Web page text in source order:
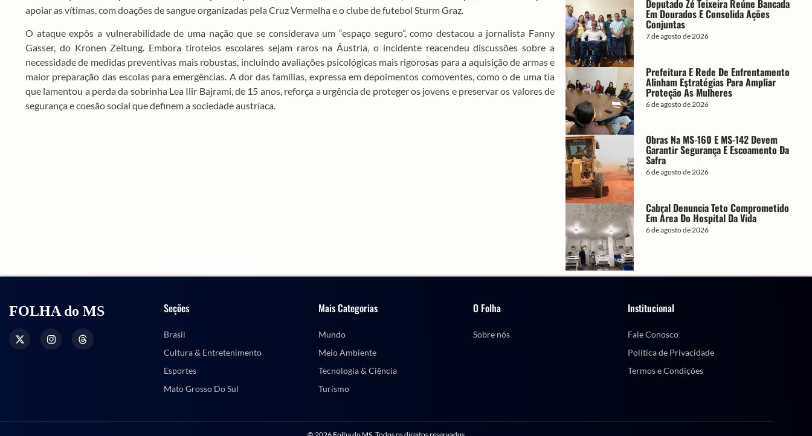
apoiar as vítimas, com doações de sangue organizadas pela Cruz Vermelha e o clube de futebol Sturm Graz.
O ataque expôs a vulnerabilidade de uma nação que se considerava um “espaço seguro”, como destacou a jornalista Fanny
Gasser, do Kronen Zeitung. Embora tiroteios escolares sejam raros na Áustria, o incidente reacendeu discussões sobre a
necessidade de medidas preventivas mais robustas, incluindo avaliações psicológicas mais rigorosas para a aquisição de armas e
maior preparação das escolas para emergências. A dor das famílias, expressa em depoimentos comoventes, como o de uma tia
que lamentou a perda da sobrinha Lea Ilir Bajrami, de 15 anos, reforça a urgência de proteger os jovens e preservar os valores de
segurança e coesão social que definem a sociedade austríaca.
Deputado Zé Teixeira Reúne Bancada
Em Dourados E Consolida Ações
Conjuntas
7 de agosto de 2026
Prefeitura E Rede De Enfrentamento
Alinham Estratégias Para Ampliar
Proteção Às Mulheres
6 de agosto de 2026
Obras Na MS-160 E MS-142 Devem
Garantir Segurança E Escoamento Da
Safra
6 de agosto de 2026
Cabral Denuncia Teto Comprometido
Em Área Do Hospital Da Vida
6 de agosto de 2026
FOLHA do MS Seções
Brasil
Cultura & Entretenimento
Esportes
Mato Grosso Do Sul
Mais Categorias
Mundo
Meio Ambiente
Tecnologia & Ciência
Turismo
O Folha
Sobre nós
Institucional
Fale Conosco
Política de Privacidade
Termos e Condições